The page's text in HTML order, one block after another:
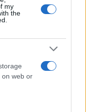
my
the
on web or